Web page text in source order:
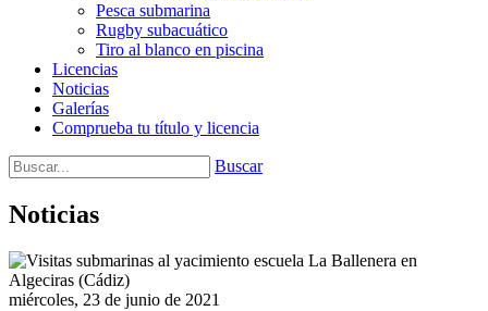
Pesca submarina
Rugby subacuático
Tiro al blanco en piscina
Licencias
Noticias
Galerías
Comprueba tu título y licencia
Buscar
Noticias
miércoles, 23 de junio de 2021